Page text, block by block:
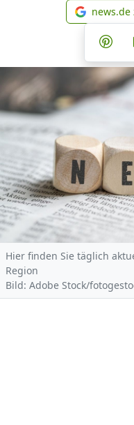
Hier finden Sie täglich
Region
Bild: Adobe Stock/